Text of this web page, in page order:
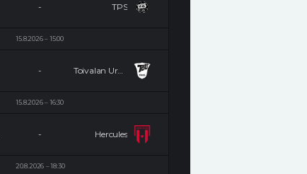
TPS
-
15.8.2026 15:00
Toivalan Urheilijat Naiset
-
15.8.2026 16:30
Hercules
-
20.8.2026 18:30